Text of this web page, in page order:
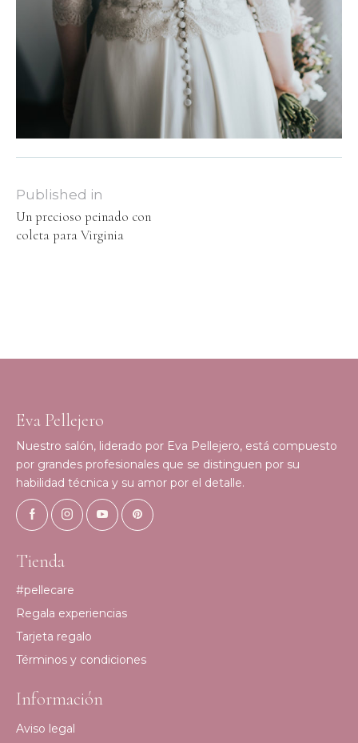
Published in
Un precioso peinado con
coleta para Virginia
Eva Pellejero
Nuestro salón, liderado por Eva Pellejero, está compuesto
por grandes profesionales que se distinguen por su
habilidad técnica y su amor por el detalle.
Tienda
#pellecare
Regala experiencias
Tarjeta regalo
Términos y condiciones
Información
Aviso legal